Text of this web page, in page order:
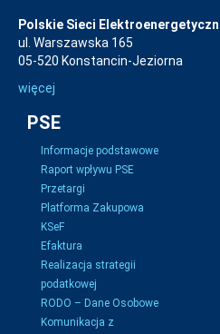
Polskie Sieci
ul. Warszawska 165
05-520 Konstancin-Jeziorna
więcej
PSE
Informacje podstawowe
Raport wpływu PSE
Przetargi
Platforma Zakupowa
KSeF
Efaktura
Realizacja strategii
podatkowej
RODO – Dane Osobowe
Komunikacja z